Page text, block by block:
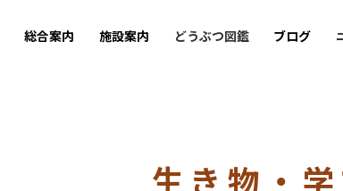
総合案内 施設案内 どうぶつ図鑑 ブログ
生き物・